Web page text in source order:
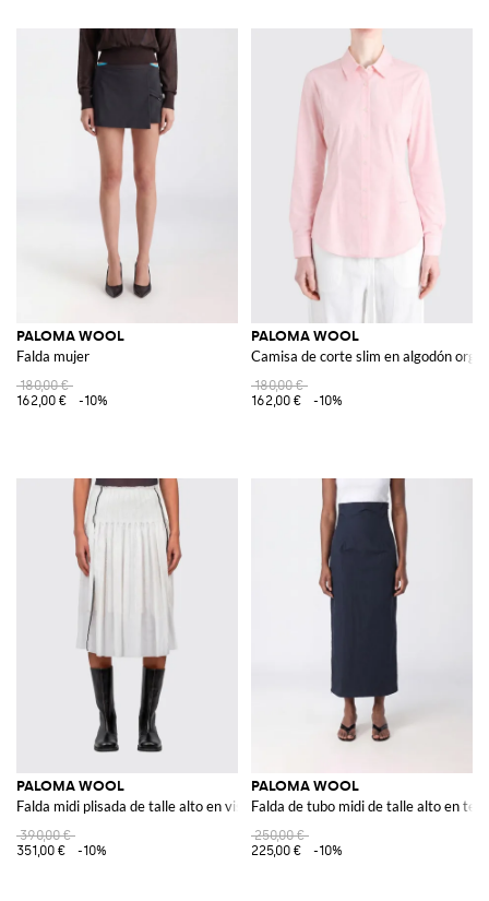
PALOMA WOOL
Falda mujer
180,00 €
162,00 €
-10%
PALOMA WOOL
Camisa de corte slim en algodón
180,00 €
162,00 €
-10%
PALOMA WOOL
Falda midi plisada de talle alto en viscosa sostenible
390,00 €
351,00 €
-10%
PALOMA WOOL
Falda de tubo midi de talle alto en
250,00 €
225,00 €
-10%